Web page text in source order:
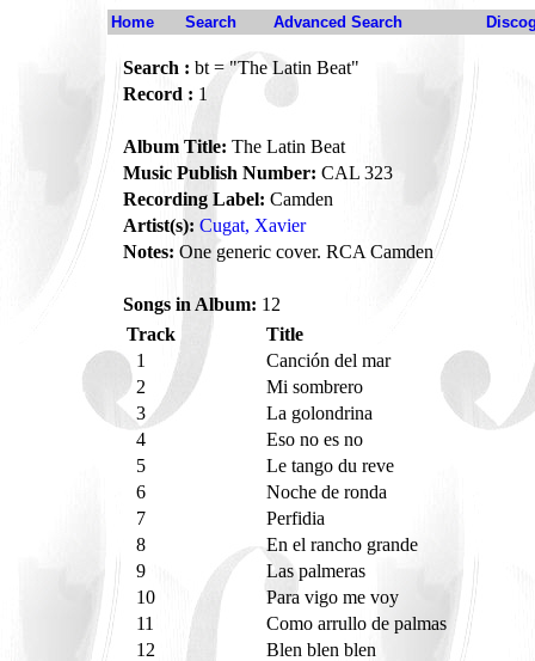
Home Search Advanced Search
Search : bt = "The Latin Beat"
Record : 1
Album Title: The Latin Beat
Music Publish Number: CAL 323
Recording Label: Camden
Artist(s): Cugat, Xavier
Notes: One generic cover. RCA Camden
Songs in Album: 12
Track
Title
1
Canción del mar
2
Mi sombrero
3
La golondrina
4
Eso no es no
5
Le tango du reve
6
Noche de ronda
7
Perfidia
8
En el rancho grande
9
Las palmeras
10
Para vigo me voy
11
Como arrullo de palmas
12
Blen blen blen